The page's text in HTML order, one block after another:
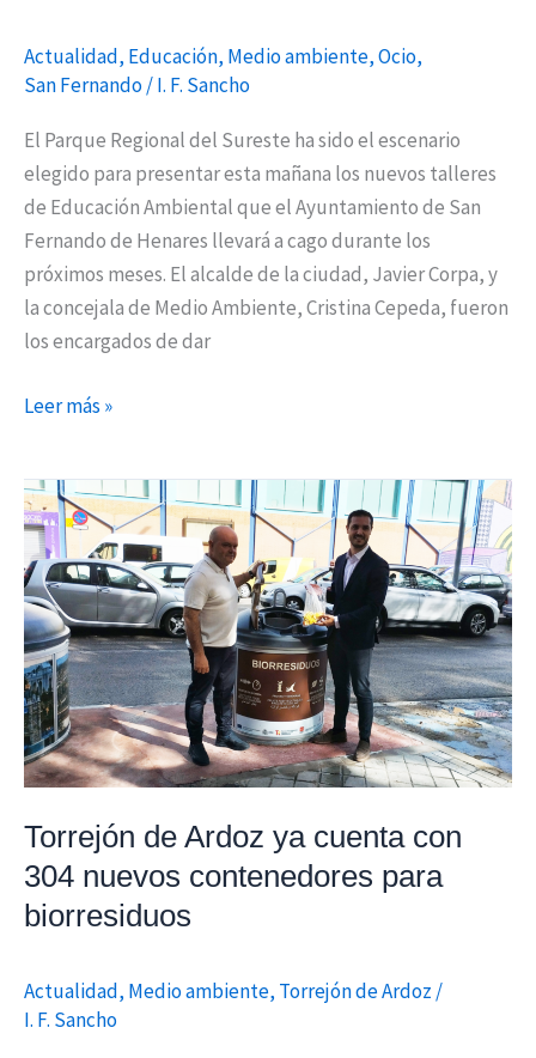
Actualidad, Educación, Medio ambiente,Ocio,
San Fernando/I. F. Sancho
El Parque Regional del Sureste ha sido el escenario
elegido para presentar esta mañana los nuevos talleres
de Educación Ambiental que el Ayuntamiento de San
Fernando de Henares llevará a cago durante los
próximos meses. El alcalde de la ciudad, Javier Corpa, y
la concejala de Medio Ambiente, Cristina Cepeda, fueron
los encargados de dar
Leer más »
Torrejón de Ardoz ya cuenta con
304 nuevos contenedores para
biorresiduos
Actualidad, Medio ambiente, Torrejón de Ardoz /
I. F. Sancho
Torrejón
de
Ardoz
ya
cuenta
con
304
nuevos
contenedores
biorresiduos